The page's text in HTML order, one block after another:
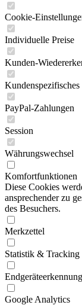
Cookie-
Individuelle Preise
Kunden-
PayPal-Zahlungen
Session
Währungswechsel
Komfortfunktionen
Diese Cookies
ansprechender zu
des Besuchers.
Merkzettel
Statistik & Tracking
Endgeräteerkennung
Google Analytics